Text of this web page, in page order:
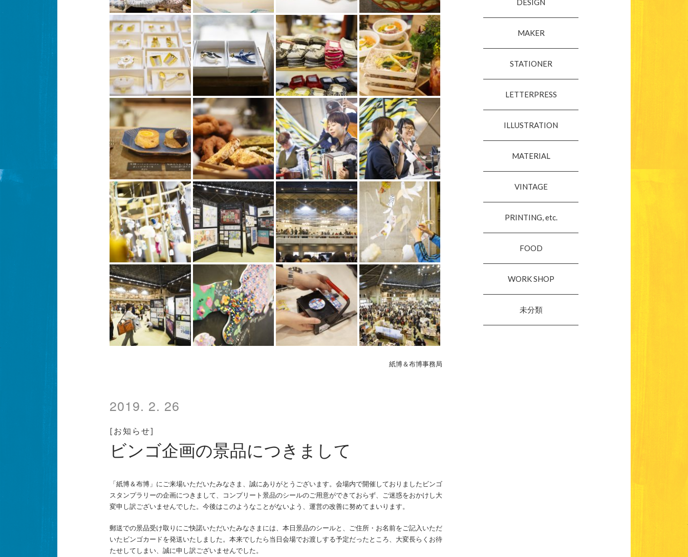
紙博＆布博事務局
2019. 2. 26
[お知らせ]
ビンゴ企画の景品につきまして
「紙博＆布博」にご来場いただいたみなさま、誠にありがとうございます。会場内で開催しておりましたビンゴ
スタンプラリーの企画につきまして、コンプリート景品のシールのご用意ができておらず、ご迷惑をおかけし大
変申し訳ございませんでした。今後はこのようなことがないよう、運営の改善に努めてまいります。
郵送での景品受け取りにご快諾いただいたみなさまには、本日景品のシールと、ご住所・お名前をご記入いただ
いたビンゴカードを発送いたしました。本来でしたら当日会場でお渡しする予定だったところ、大変長らくお待
たせしてしまい、誠に申し訳ございませんでした。
DESIGN
MAKER
STATIONER
LETTERPRESS
ILLUSTRATION
MATERIAL
VINTAGE
PRINTING, etc.
FOOD
WORK SHOP
未分類